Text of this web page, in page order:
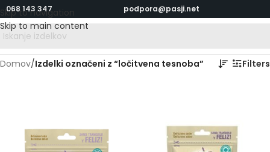
Skip to navigation
Skip to main content
068 143 347 podpora@pasji.net
Domov/Izdelki označeni z “ločitvena tesnoba” Filters